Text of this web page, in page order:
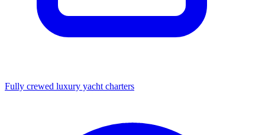
Fully crewed luxury yacht charters